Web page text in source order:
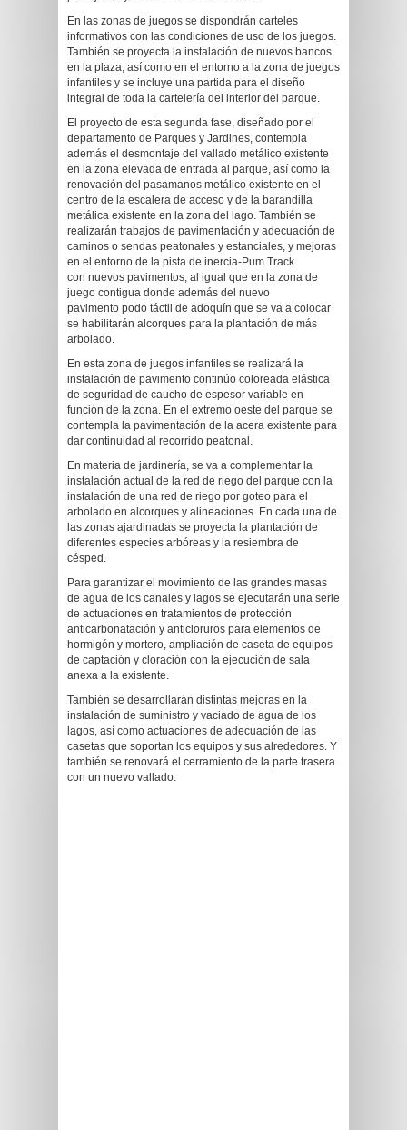
En las zonas de juegos se dispondrán carteles
informativos con las condiciones de uso de los juegos.
También se proyecta la instalación de nuevos bancos
en la plaza, así como en el entorno a la zona de juegos
infantiles y se incluye una partida para el diseño
integral de toda la cartelería del interior del parque.
El proyecto de esta segunda fase, diseñado por el
departamento de Parques y Jardines, contempla
además el desmontaje del vallado metálico existente
en la zona elevada de entrada al parque, así como la
renovación del pasamanos metálico existente en el
centro de la escalera de acceso y de la barandilla
metálica existente en la zona del lago. También se
realizarán trabajos de pavimentación y adecuación de
caminos o sendas peatonales y estanciales, y mejoras
en el entorno de la pista de inercia-Pum Track
con nuevos pavimentos, al igual que en la zona de
juego contigua donde además del nuevo
pavimento podo táctil de adoquín que se va a colocar
se habilitarán alcorques para la plantación de más
arbolado.
En esta zona de juegos infantiles se realizará la
instalación de pavimento continúo coloreada elástica
de seguridad de caucho de espesor variable en
función de la zona. En el extremo oeste del parque se
contempla la pavimentación de la acera existente para
dar continuidad al recorrido peatonal.
En materia de jardinería, se va a complementar la
instalación actual de la red de riego del parque con la
instalación de una red de riego por goteo para el
arbolado en alcorques y alineaciones. En cada una de
las zonas ajardinadas se proyecta la plantación de
diferentes especies arbóreas y la resiembra de
césped.
Para garantizar el movimiento de las grandes masas
de agua de los canales y lagos se ejecutarán una serie
de actuaciones en tratamientos de protección
anticarbonatación y anticloruros para elementos de
hormigón y mortero, ampliación de caseta de equipos
de captación y cloración con la ejecución de sala
anexa a la existente.
También se desarrollarán distintas mejoras en la
instalación de suministro y vaciado de agua de los
lagos, así como actuaciones de adecuación de las
casetas que soportan los equipos y sus alrededores. Y
también se renovará el cerramiento de la parte trasera
con un nuevo vallado.